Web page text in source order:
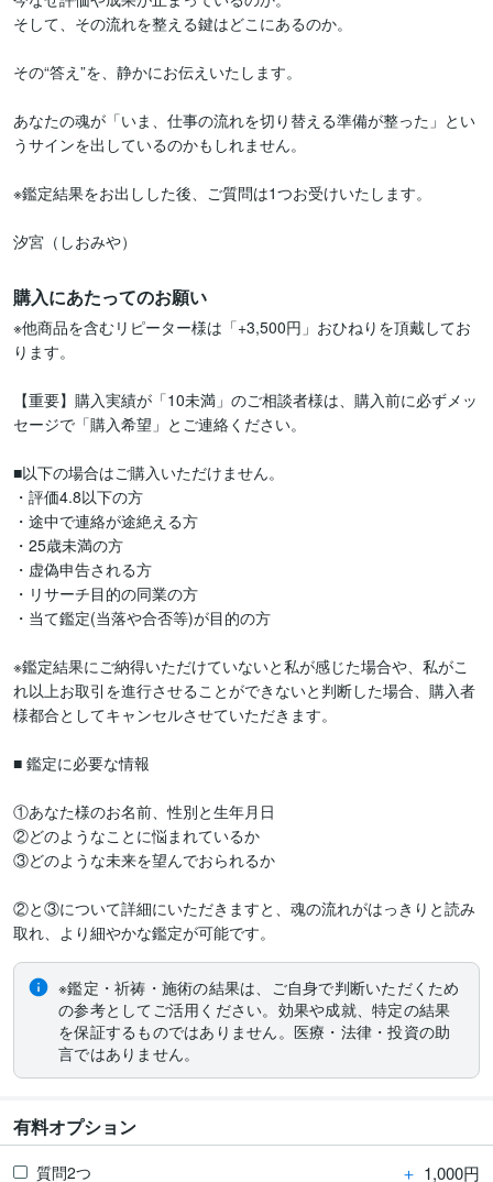
そして、その流れを整える鍵はどこにあるのか。
その“答え”を、静かにお伝えいたします。
あなたの魂が「いま、仕事の流れを切り替える準備が整った」とい
うサインを出しているのかもしれません。
※鑑定結果をお出しした後、ご質問は1つお受けいたします。
汐宮（しおみや）
購入にあたってのお願い
※他商品を含むリピーター様は「+3,500円」おひねりを頂戴してお
ります。
【重要】購入実績が「10未満」のご相談者様は、購入前に必ずメッ
セージで「購入希望」とご連絡ください。
■以下の場合はご購入いただけません。
・評価4.8以下の方
・途中で連絡が途絶える方
・25歳未満の方
・虚偽申告される方
・リサーチ目的の同業の方
・当て鑑定(当落や合否等)が目的の方
※鑑定結果にご納得いただけていないと私が感じた場合や、私がこ
れ以上お取引を進行させることができないと判断した場合、購入者
様都合としてキャンセルさせていただきます。
■ 鑑定に必要な情報
①あなた様のお名前、性別と生年月日
②どのようなことに悩まれているか
③どのような未来を望んでおられるか
②と③について詳細にいただきますと、魂の流れがはっきりと読み
取れ、より細やかな鑑定が可能です。
※鑑定・祈祷・施術の結果は、ご自身で判断いただくため
の参考としてご活用ください。効果や成就、特定の結果
を保証するものではありません。医療・法律・投資の助
言ではありません。
有料オプション
質問2つ ＋ 1,000円